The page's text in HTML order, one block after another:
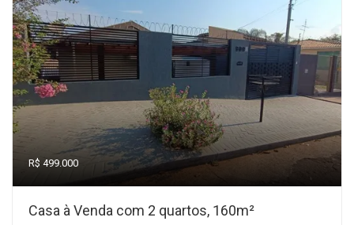
R$ 499.000
Casa à Venda com 2 quartos, 160m²